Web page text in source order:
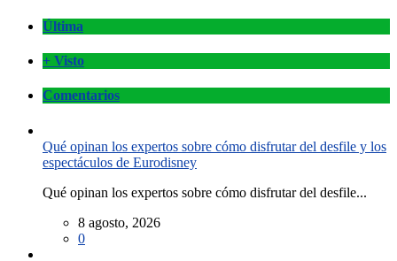
Última
+ Visto
Comentarios
Qué opinan los expertos sobre cómo disfrutar del desfile y los
espectáculos de Eurodisney
Qué opinan los expertos sobre cómo disfrutar del desfile...
8 agosto, 2026
0